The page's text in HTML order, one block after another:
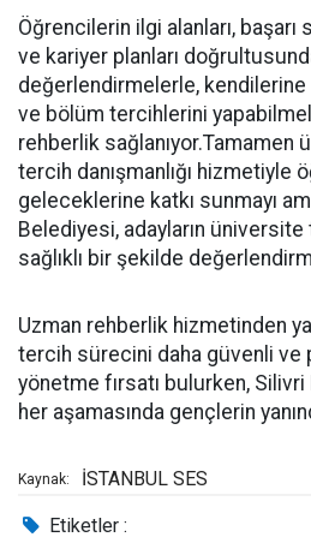
Öğrencilerin ilgi alanları, başarı
ve kariyer planları
değerlendirmelerle,
ve bölüm tercihlerini
rehberlik sağlanıyor.Tamamen
tercih danışmanlığı hizmetiyle
geleceklerine katkı sunmayı
Belediyesi, adayların
sağlıklı bir şekilde
Uzman rehberlik hizmetinden
tercih sürecini daha güvenli ve
yönetme fırsatı bulurken,
her aşamasında gençlerin
Kaynak: İSTANBUL SES
Etiketler :